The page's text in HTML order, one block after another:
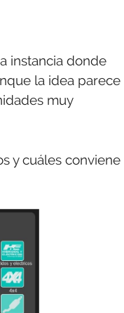
instancia donde
la idea parece
muy
y cuáles conviene